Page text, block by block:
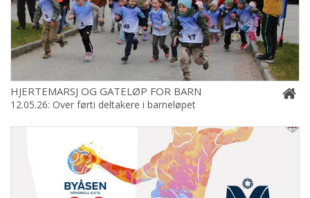
HJERTEMARSJ OG GATELØP FOR BARN
12.05.26: Over førti deltakere i barneløpet